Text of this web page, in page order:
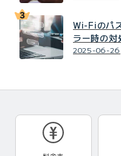
Wi-Fiのパ
ラー時の対
2025-06-26